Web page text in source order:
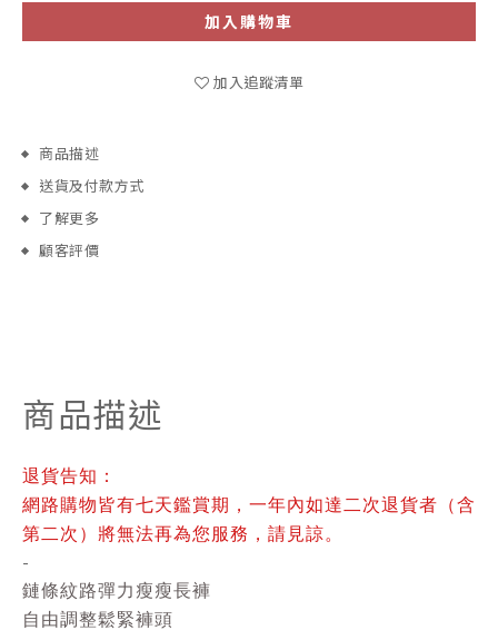
加入購物車
加入追蹤清單
商品描述
送貨及付款方式
了解更多
顧客評價
商品描述
退貨告知：
網路購物皆有七天鑑賞期，一年內如達二次退貨者（含
第二次）將無法再為您服務，請見諒。
-
鏈條紋路彈力瘦瘦長褲
自由調整鬆緊褲頭